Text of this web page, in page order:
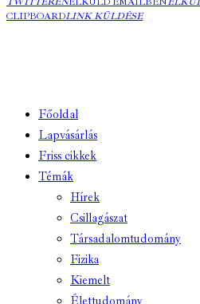
CLIPBOARDLINK KÜLDÉSE
Főoldal
Lapvásárlás
Friss cikkek
Témák
Hírek
Csillagászat
Társadalomtudomány
Fizika
Kiemelt